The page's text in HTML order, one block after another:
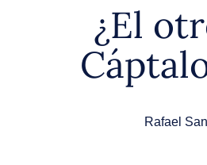
¿El
Rafael